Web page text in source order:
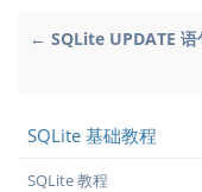
← SQLite UPDATE 语
SQLite 基础教程
SQLite 教程